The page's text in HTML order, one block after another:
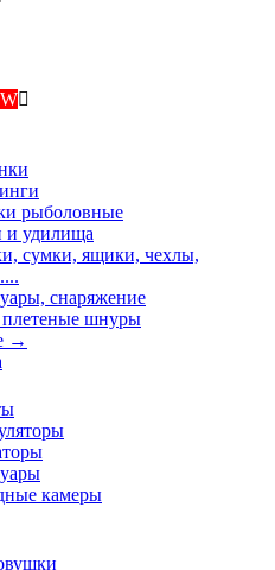

рыболовные
и удилища
сумки, ящики, чехлы,
снаряжение
шнуры
→
камеры